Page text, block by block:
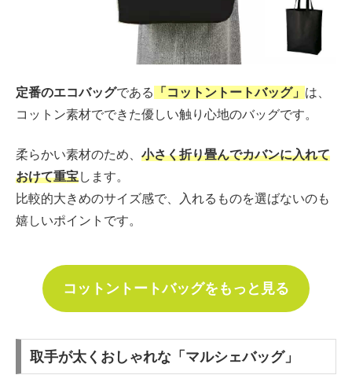
定番のエコバッグである 「コットントートバッグ」 は、
コットン素材でできた優しい触り心地のバッグです。
柔らかい素材のため、 小さく折り畳んでカバンに入れて
おけて重宝します。
比較的大きめのサイズ感で、入れるものを選ばないのも
嬉しいポイントです。
コットントートバッグをもっと見る
取手が太くおしゃれな「マルシェバッグ」